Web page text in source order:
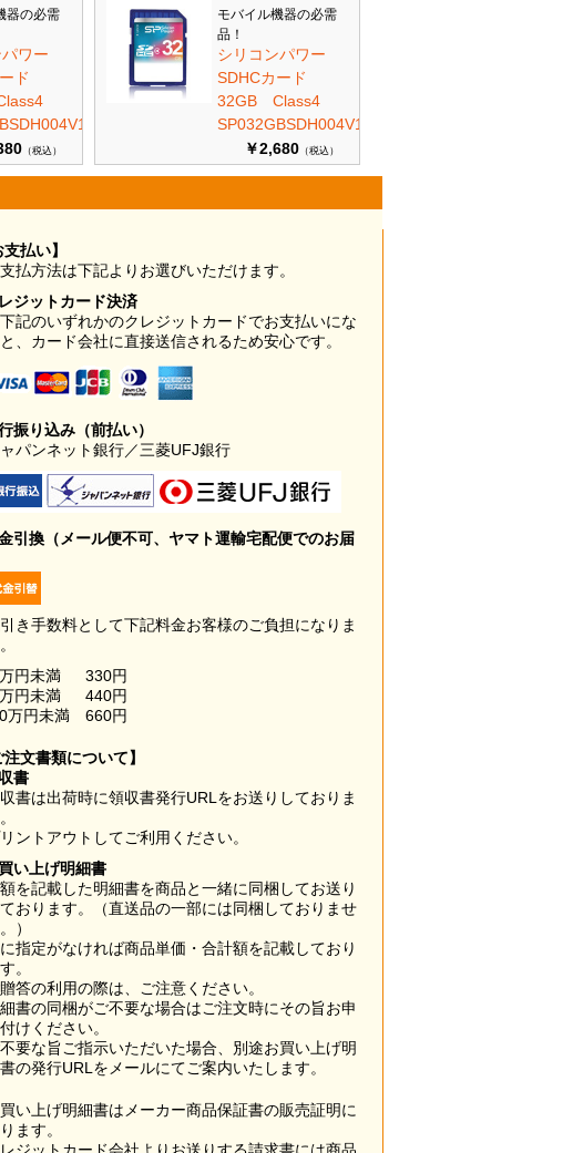
器の必需
パワー
ード
（税込）
モバイル機器の必需
品！
シリコンパワー
SDHCカード
32GB Class4
SP032GBSDH004V10
￥2,680 （税込）
支払い】
払方法は下記よりお選びいただけます。
ジットカード決済
記のいずれかのクレジットカードでお支払いにな
、カード会社に直接送信されるため安心です。
振り込み（前払い）
パンネット銀行／三菱UFJ銀行
引換（メール便不可、ヤマト運輸宅配便でのお届
き手数料として下記料金お客様のご負担になりま
円未満
330円
円未満
440円
万円未満
660円
注文書類について】
書
書は出荷時に領収書発行URLをお送りしておりま
ントアウトしてご利用ください。
い上げ明細書
を記載した明細書を商品と一緒に同梱してお送り
ております。（直送品の一部には同梱しておりませ
）
指定がなければ商品単価・合計額を記載しており
。
答の利用の際は、ご注意ください。
書の同梱がご不要な場合はご注文時にその旨お申
けください。
要な旨ご指示いただいた場合、別途お買い上げ明
の発行URLをメールにてご案内いたします。
い上げ明細書はメーカー商品保証書の販売証明に
ます。